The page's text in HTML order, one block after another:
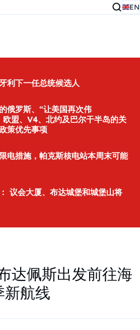
EN
利下一任总统候选人
俄罗斯、“让美国再次伟
欧盟、V4、北约及巴尔干半岛的关
策优先事项
电措施，帕克斯核电站本周末可能
议会大厦、布达城堡和城堡山将
达佩斯出发前往海
新航线